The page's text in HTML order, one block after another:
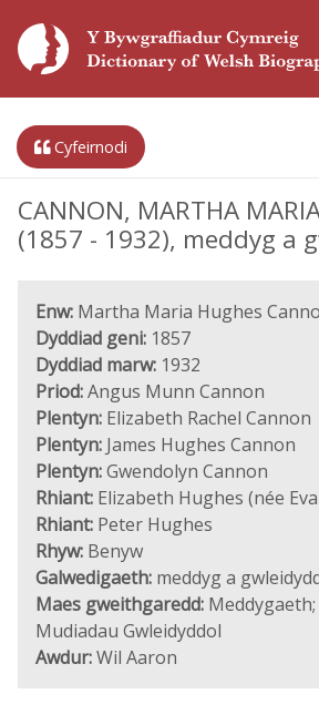
Cyfeirnodi
CANNON, MARTHA
(1857 - 1932), meddyg a
Enw: Martha Maria Hughes
Dyddiad geni: 1857
Dyddiad marw: 1932
Priod:Angus Munn Cannon
Plentyn: Elizabeth Rachel Cannon
Plentyn: James Hughes Cannon
Plentyn:Gwendolyn Cannon
Rhiant: Elizabeth Hughes (née
Rhiant: Peter Hughes
Rhyw: Benyw
Galwedigaeth: meddyg a
Maes gweithgaredd:
Mudiadau Gwleidyddol
Awdur:Wil Aaron